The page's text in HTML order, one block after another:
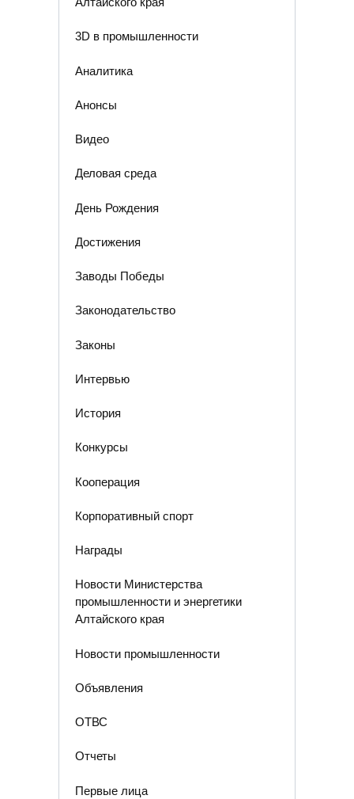
3D в промышленности
Аналитика
Анонсы
Видео
Деловая среда
День Рождения
Достижения
Заводы Победы
Законодательство
Законы
Интервью
История
Конкурсы
Кооперация
Корпоративный спорт
Награды
Новости Министерства
промышленности и энергетики
Алтайского края
Новости промышленности
Объявления
ОТВС
Отчеты
Первые лица